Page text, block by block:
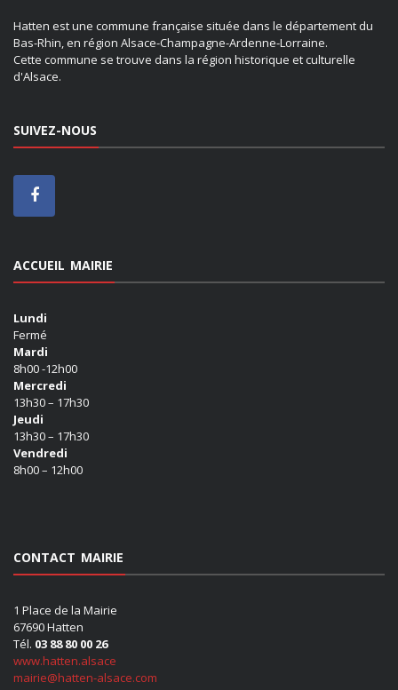
Hatten est une commune française située dans le département du
Bas-Rhin, en région Alsace-Champagne-Ardenne-Lorraine.
Cette commune se trouve dans la région historique et culturelle
d'Alsace.
SUIVEZ-NOUS
ACCUEIL MAIRIE
Lundi
Fermé
Mardi
8h00 -12h00
Mercredi
13h30 – 17h30
Jeudi
13h30 – 17h30
Vendredi
8h00 – 12h00
CONTACT MAIRIE
1 Place de la Mairie
67690 Hatten
Tél. 03 88 80 00 26
www.hatten.alsace
mairie@hatten-alsace.com